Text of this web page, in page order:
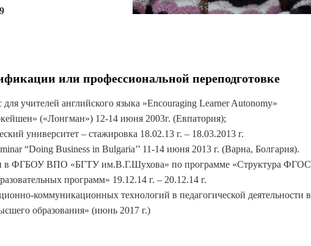
или профессиональной переподготовке
учителей английского языка »Encouraging Learner Autonomy»
(«Лонгман») 12-14 июня 2003г. (Евпатория);
университет – стажировка 18.02.13 г. – 18.03.2013 г.
“Doing Business in Bulgaria’’ 11-14 июня 2013 г. (Варна, Болгария).
в ФГБОУ ВПО «БГТУ им.В.Г.Шухова» по программе «Структура ФГОС
программ» 19.12.14 г. – 20.12.14 г.
коммуникационных технологий в педагогической деятельности в
образования» (июнь 2017 г.)